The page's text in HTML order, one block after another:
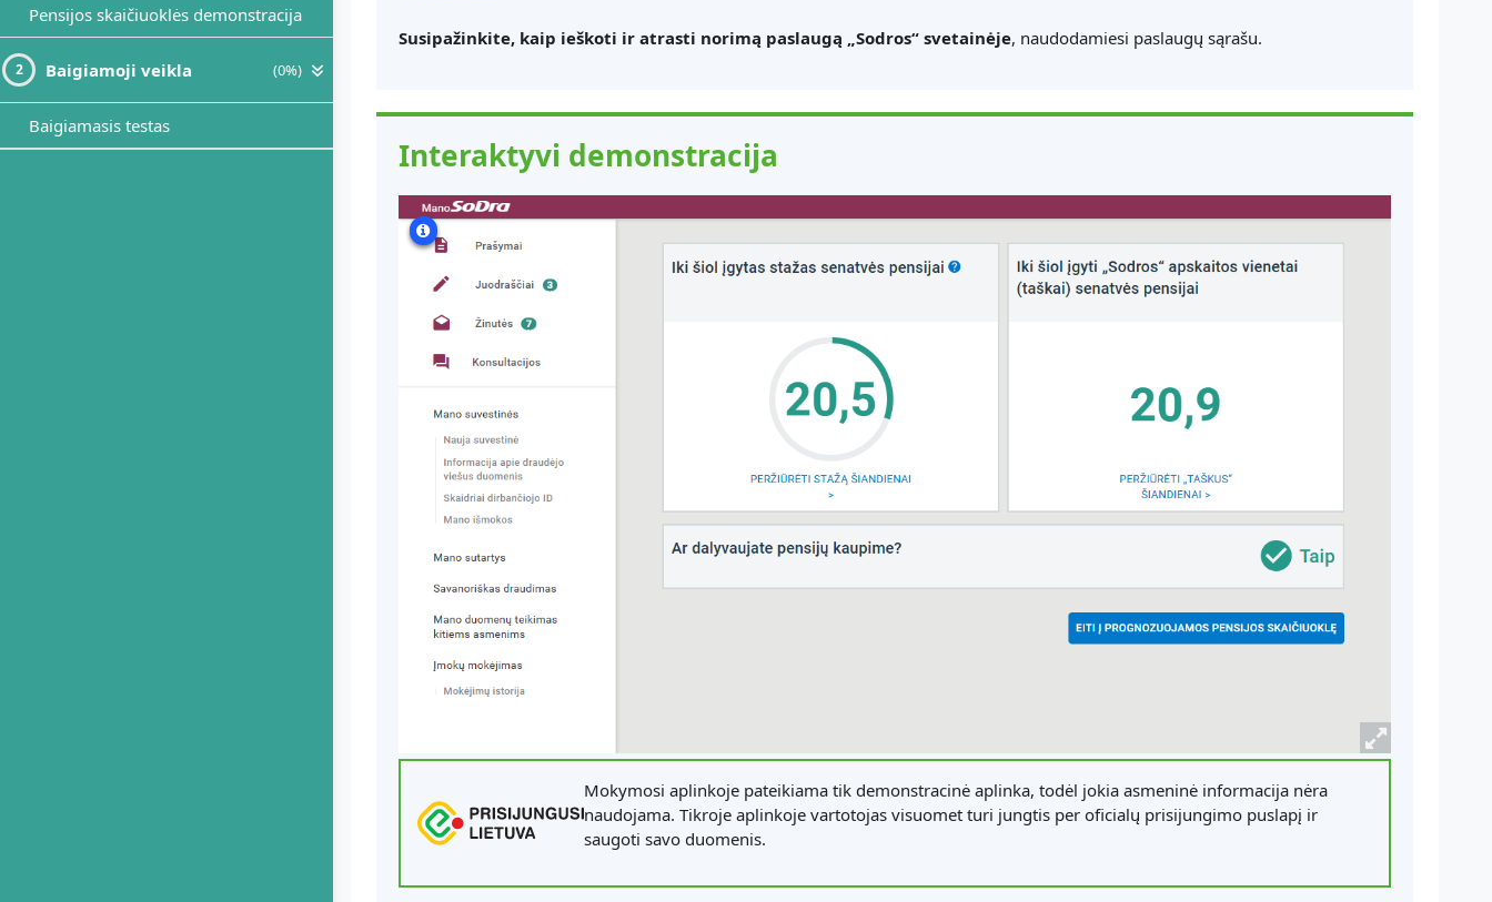
Pensijos skaičiuoklės demonstracija
2 Baigiamoji veikla (0%)
Baigiamasis testas
Susipažinkite, kaip ieškoti ir atrasti norimą paslaugą „Sodros“ svetainėje, naudodamiesi paslaugų sąrašu.
Interaktyvi demonstracija
Mokymosi aplinkoje pateikiama tik demonstracinė aplinka, todėl jokia asmeninė informacija nėra
naudojama. Tikroje aplinkoje vartotojas visuomet turi jungtis per oficialų prisijungimo puslapį ir
saugoti savo duomenis.